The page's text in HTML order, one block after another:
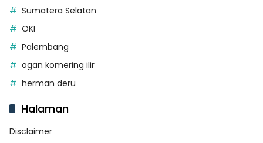
Sumatera Selatan
OKI
Palembang
ogan komering ilir
herman deru
Halaman
Disclaimer